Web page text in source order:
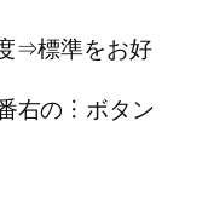
⇒標準をお好
右の︙ボタン